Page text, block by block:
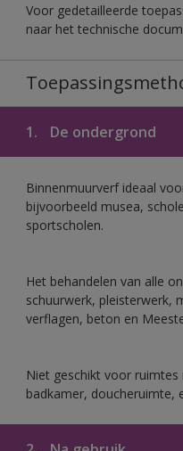
Voor gedetailleerde
naar het technische
1. De ondergrond
Binnenmuurverf ideaal
bijvoorbeeld musea,
sportscholen.
Het behandelen van alle
schuurwerk, pleisterwerk,
verflagen, beton en
Niet geschikt voor
badkamer, doucheruimte,